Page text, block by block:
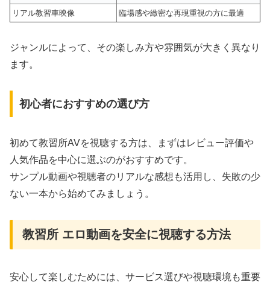
リアル教習車映像
臨場感や緻密な再現重視の方に最適
ジャンルによって、その楽しみ方や雰囲気が大きく異なり
ます。
初心者におすすめの選び方
初めて教習所AVを視聴する方は、まずはレビュー評価や
人気作品を中心に選ぶのがおすすめです。
サンプル動画や視聴者のリアルな感想も活用し、失敗の少
ない一本から始めてみましょう。
教習所 エロ動画を安全に視聴する方法
安心して楽しむためには、サービス選びや視聴環境も重要